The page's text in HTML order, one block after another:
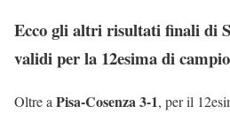
Ecco gli altri risultati finali di
validi per la 12esima di
Oltre a Pisa-Cosenza 3-1, per il